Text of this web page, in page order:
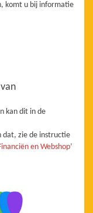
komt u bij informatie
kan dit in de
dat, zie de instructie
en Webshop’